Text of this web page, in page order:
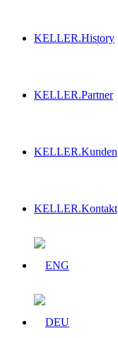
KELLER.History
KELLER.Partner
KELLER.Kunden
KELLER.Kontakt